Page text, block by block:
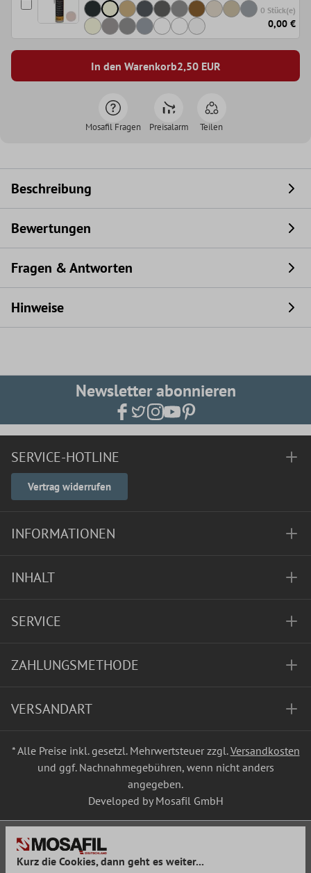
0 Stück(e)
0,00 €
In den Warenkorb2,50EUR
Mosafil Fragen Preisalarm Teilen
Beschreibung
Bewertungen
Fragen & Antworten
Hinweise
Newsletter abonnieren
SERVICE-HOTLINE
Vertrag widerrufen
INFORMATIONEN
INHALT
SERVICE
ZAHLUNGSMETHODE
VERSANDART
* Alle Preise inkl. gesetzl. Mehrwertsteuer zzgl.Versandkosten
und ggf. Nachnahmegebühren, wenn nicht anders
angegeben.
Developed by Mosafil GmbH
Kurz die Cookies, dann geht es weiter...